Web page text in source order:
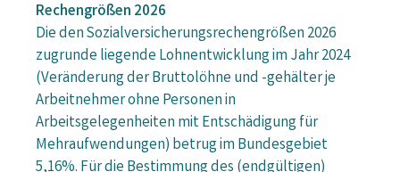
Rechengrößen 2026
Die den Sozialversicherungsrechengrößen 2026
zugrunde liegende Lohnentwicklung im Jahr 2024
(Veränderung der Bruttolöhne und -gehälter je
Arbeitnehmer ohne Personen in
Arbeitsgelegenheiten mit Entschädigung für
Mehraufwendungen) betrug im Bundesgebiet